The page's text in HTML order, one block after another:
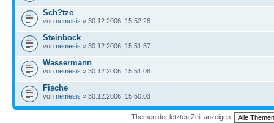
Sch?tze
von nemesis » 30.12.2006, 15:52:28
Steinbock
von nemesis » 30.12.2006, 15:51:57
Wassermann
von nemesis » 30.12.2006, 15:51:08
Fische
von nemesis » 30.12.2006, 15:50:03
Themen der letzten Zeit anzeigen: